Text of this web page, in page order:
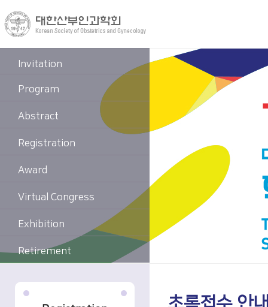
Invitation
Program
Abstract
Registration
Award
Virtual Congress
Exhibition
Retirement